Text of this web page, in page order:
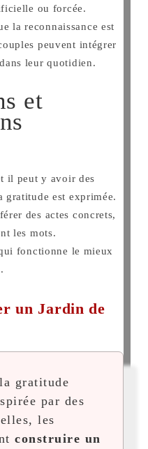
ou forcée.
la reconnaissance est
peuvent intégrer
leur quotidien.
et
il peut y avoir des
gratitude est exprimée.
des actes concrets,
les mots.
fonctionne le mieux
un Jardin de
gratitude
par des
les
construire un